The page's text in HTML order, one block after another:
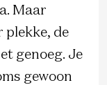
Maar
plekke, de
genoeg. Je
gewoon